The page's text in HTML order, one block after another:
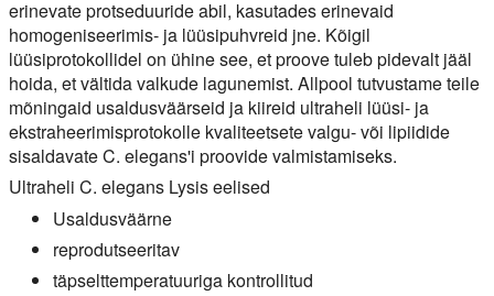
erinevate protseduuride abil, kasutades erinevaid
homogeniseerimis- ja lüüsipuhvreid jne. Kõigil
lüüsiprotokollidel on ühine see, et proove tuleb pidevalt jääl
hoida, et vältida valkude lagunemist. Allpool tutvustame teile
mõningaid usaldusväärseid ja kiireid ultraheli lüüsi- ja
ekstraheerimisprotokolle kvaliteetsete valgu- või lipiidide
sisaldavate C. elegans'i proovide valmistamiseks.
Ultraheli C. elegans Lysis eelised
Usaldusväärne
reprodutseeritav
täpselttemperatuuriga kontrollitud